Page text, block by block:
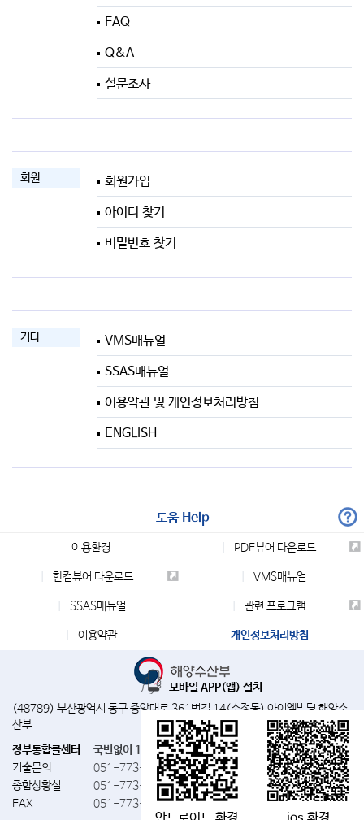
FAQ
Q&A
설문조사
회원
회원가입
아이디 찾기
비밀번호 찾기
기타
VMS매뉴얼
SSAS매뉴얼
이용약관 및 개인정보처리방침
ENGLISH
도움 Help
이용환경 PDF뷰어 다운로드
한컴뷰어 다운로드 VMS매뉴얼
SSAS매뉴얼 관련 프로그램
이용약관 개인정보처리방침
(48789) 부산광역시 동구 중앙대로 361번길 14(수정동) 아이엠빌딩 해양수
산부
정부통합콜센터
국번없이 110
기술문의
051-773-5885
종합상황실
051-773-5895~6
FAX
051-773-5886
모바일 APP(앱) 설치